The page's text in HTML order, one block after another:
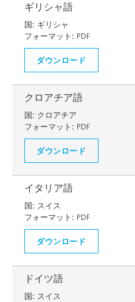
ギリシャ語
国: ギリシャ
フォーマット: PDF
ダウンロード
クロアチア語
国: クロアチア
フォーマット: PDF
ダウンロード
イタリア語
国: スイス
フォーマット: PDF
ダウンロード
ドイツ語
国: スイス